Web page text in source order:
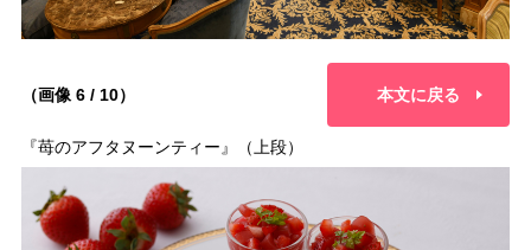
（画像 6 / 10） 本文に戻る
『苺のアフタヌーンティー』（上段）